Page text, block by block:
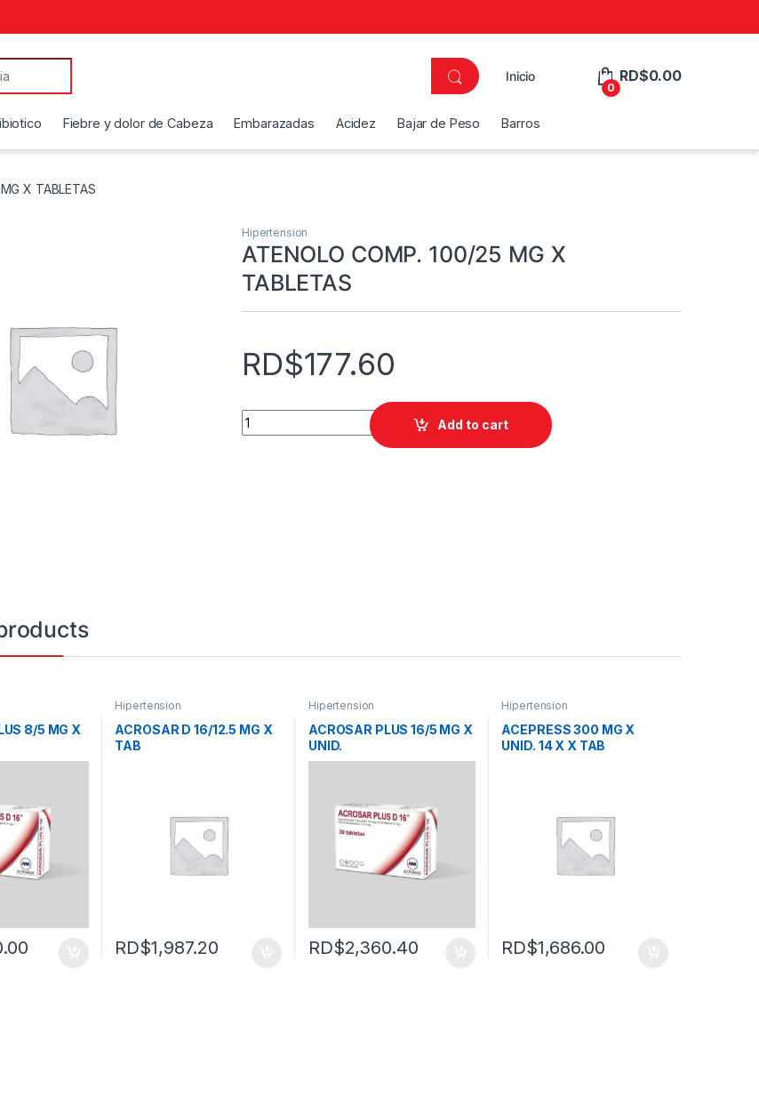
Inicio
0
RD$0.00
Fiebre y dolor de Cabeza Embarazadas Acidez Bajar de Peso Barros
X TABLETAS
Hipertension
ATENOLO COMP. 100/25 MG X
TABLETAS
RD$177.60
ATENOLO COMP. 100/25 MG X TABLETAS quantity
Add to cart
8/5 MG X
Hipertension
ACROSAR D 16/12.5 MG X
TAB
RD$1,987.20
Hipertension
ACROSAR PLUS 16/5 MG X
UNID.
RD$2,360.40
Hipertension
ACEPRESS 300 MG X
UNID. 14 X X TAB
RD$1,686.00